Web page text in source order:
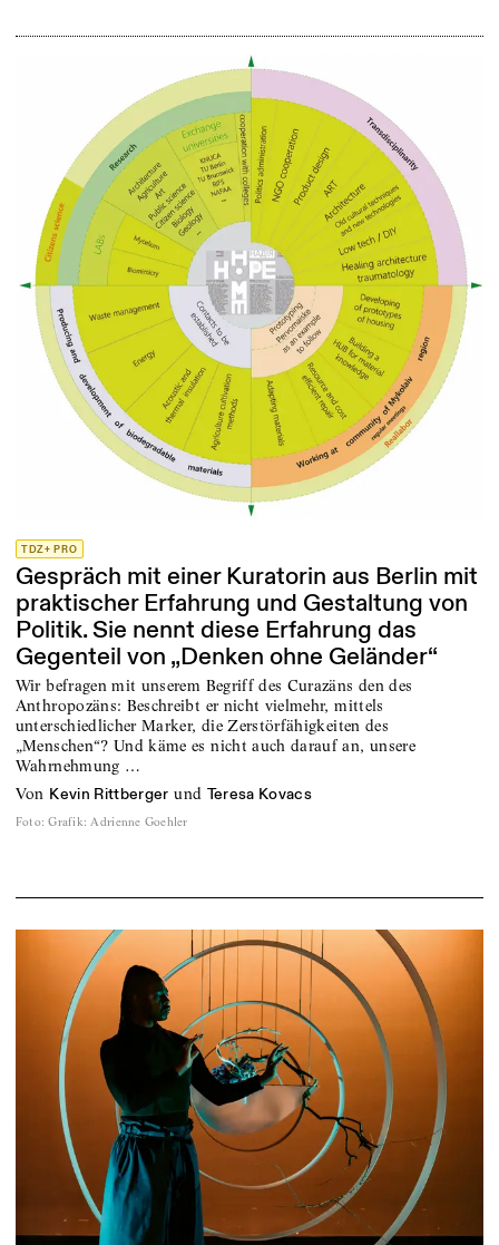
TDZ+ PRO
Gespräch mit einer Kuratorin aus Berlin mit
praktischer Erfahrung und Gestaltung von
Politik. Sie nennt diese Erfahrung das
Gegenteil von „Denken ohne Geländer“
Wir befragen mit unserem Begriff des Curazäns den des
Anthropozäns: Beschreibt er nicht vielmehr, mittels
unterschiedlicher Marker, die Zerstörfähigkeiten des
„Menschen“? Und käme es nicht auch darauf an, unsere
Wahrnehmung …
von Kevin Rittberger und Teresa Kovacs
Foto: Grafik: Adrienne Goehler